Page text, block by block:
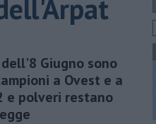
Giugno sono
a Ovest e a
e polveri restano